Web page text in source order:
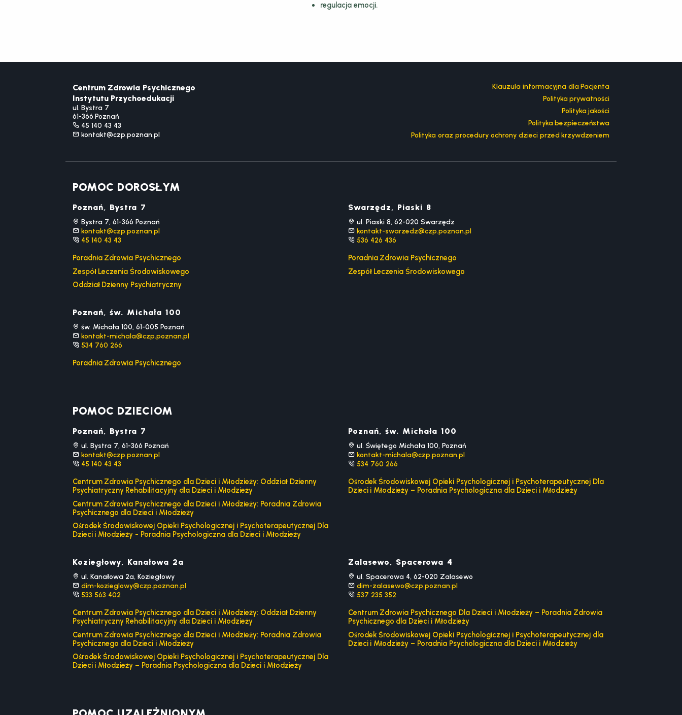
regulacja emocji.
Centrum Zdrowia Psychicznego
Instytutu Przychoedukacji
ul. Bystra 7
61-366 Poznań
45 140 43 43
kontakt@czp.poznan.pl
Klauzula informacyjna dla Pacjenta
Polityka prywatności
Polityka jakości
Polityka bezpieczeństwa
Polityka oraz procedury ochrony dzieci przed krzywdzeniem
POMOC DOROSŁYM
Poznań, Bystra 7
Bystra 7, 61-366 Poznań
kontakt@czp.poznan.pl
45 140 43 43
Poradnia Zdrowia Psychicznego
Zespół Leczenia Środowiskowego
Oddział Dzienny Psychiatryczny
Swarzędz, Piaski 8
ul. Piaski 8, 62-020 Swarzędz
kontakt-swarzedz@czp.poznan.pl
536 426 436
Poradnia Zdrowia Psychicznego
Zespół Leczenia Środowiskowego
Poznań, św. Michała 100
św. Michała 100, 61-005 Poznań
kontakt-michala@czp.poznan.pl
534 760 266
Poradnia Zdrowia Psychicznego
POMOC DZIECIOM
Poznań, Bystra 7
ul. Bystra 7, 61-366 Poznań
kontakt@czp.poznan.pl
45 140 43 43
Centrum Zdrowia Psychicznego dla Dzieci i Młodzieży: Oddział Dzienny
Psychiatryczny Rehabilitacyjny dla Dzieci i Młodzieży
Centrum Zdrowia Psychicznego dla Dzieci i Młodzieży: Poradnia Zdrowia
Psychicznego dla Dzieci i Młodzieży
Ośrodek Środowiskowej Opieki Psychologicznej i Psychoterapeutycznej Dla
Dzieci i Młodzieży - Poradnia Psychologiczna dla Dzieci i Młodzieży
Poznań, św. Michała 100
ul. Świętego Michała 100, Poznań
kontakt-michala@czp.poznan.pl
534 760 266
Ośrodek Środowiskowej Opieki Psychologicznej i Psychoterapeutycznej Dla
Dzieci i Młodzieży – Poradnia Psychologiczna dla Dzieci i Młodzieży
Koziegłowy, Kanałowa 2a
ul. Kanałowa 2a, Koziegłowy
dim-kozieglowy@czp.poznan.pl
533 563 402
Centrum Zdrowia Psychicznego dla Dzieci i Młodzieży: Oddział Dzienny
Psychiatryczny Rehabilitacyjny dla Dzieci i Młodzieży
Centrum Zdrowia Psychicznego dla Dzieci i Młodzieży: Poradnia Zdrowia
Psychicznego dla Dzieci i Młodzieży
Ośrodek Środowiskowej Opieki Psychologicznej i Psychoterapeutycznej Dla
Dzieci i Młodzieży – Poradnia Psychologiczna dla Dzieci i Młodzieży
Zalasewo, Spacerowa 4
ul. Spacerowa 4, 62-020 Zalasewo
dim-zalasewo@czp.poznan.pl
537 235 352
Centrum Zdrowia Psychicznego Dla Dzieci i Młodzieży – Poradnia Zdrowia
Psychicznego dla Dzieci i Młodzieży
Ośrodek Środowiskowej Opieki Psychologicznej i Psychoterapeutycznej dla
Dzieci i Młodzieży – Poradnia Psychologiczna dla Dzieci i Młodzieży